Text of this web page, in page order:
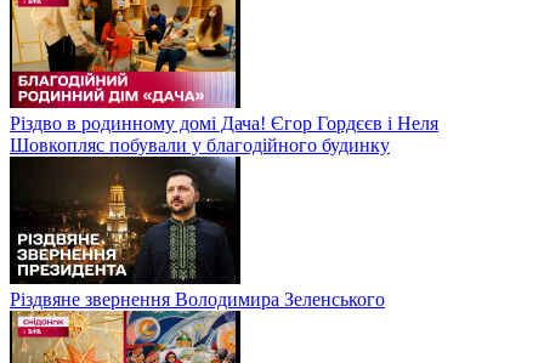
Різдво в родинному домі Дача! Єгор Гордєєв і Неля
Шовкопляс побували у благодійного будинку
Різдвяне звернення Володимира Зеленського